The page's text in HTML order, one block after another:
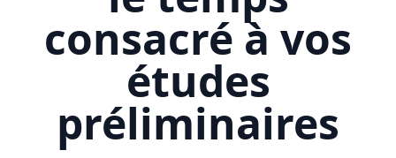
consacré à vos
études
préliminaires